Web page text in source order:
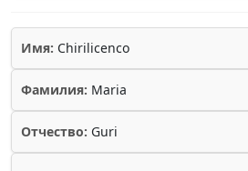
Имя: Chirilicenco
Фамилия: Maria
Отчество: Guri